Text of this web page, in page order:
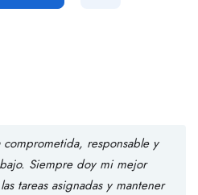
responsable y
Siempre doy mi mejor
tareas asignadas y mantener